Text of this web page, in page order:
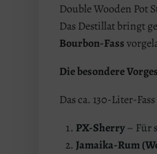
Double Wooden Pot
Das Destillat bringt
Bourbon-Fass
Die besondere
Das ca. 130-Liter-
PX-Sherry– Für
Jamaika-Rum